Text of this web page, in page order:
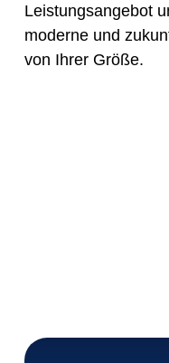
Leistungsangebot
moderne und
von Ihrer Größe.